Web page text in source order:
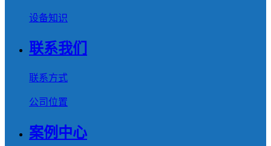
设备知识
联系我们
联系方式
公司位置
案例中心